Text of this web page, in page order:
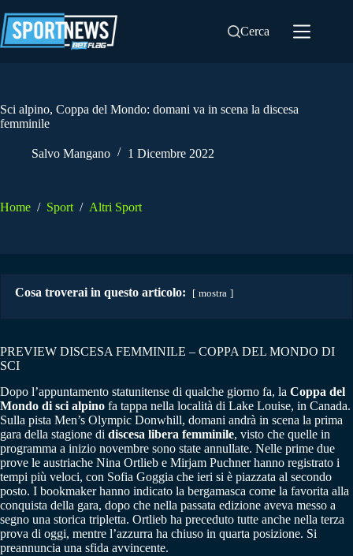
al
contenuto
Cerca
Sci alpino, Coppa del Mondo: domani va in scena la discesa
femminile
Salvo Mangano 1 Dicembre 2022
Home / Sport / Altri Sport
Cosa troverai in questo articolo: mostra
PREVIEW DISCESA FEMMINILE – COPPA DEL MONDO DI
SCI
Dopo l’appuntamento statunitense di qualche giorno fa, la Coppa del
Mondo di sci alpino fa tappa nella località di Lake Louise, in Canada.
Sulla pista Men’s Olympic Donwhill, domani andrà in scena la prima
gara della stagione di discesa libera femminile, visto che quelle in
programma a inizio novembre sono state annullate. Nelle prime due
prove le austriache Nina Ortlieb e Mirjam Puchner hanno registrato i
tempi più veloci, con Sofia Goggia che ieri si è piazzata al secondo
posto. I bookmaker hanno indicato la bergamasca come la favorita alla
conquista della gara, dopo che nella passata edizione aveva messo a
segno una storica tripletta. Ortlieb ha preceduto tutte anche nella terza
prova di oggi, mentre l’azzurra ha chiuso in quarta posizione. Si
preannuncia una sfida avvincente.